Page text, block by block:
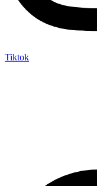
Tiktok